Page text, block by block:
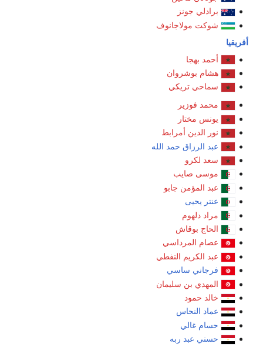
برادلي جونز
شوكت مولاجانوف
أحمد بهجا
هشام بوشروان
سماحي تريكي
محمد فوزير
يونس مختار
نور الدين أمرابط
عبد الرزاق حمد الله
سعد لكرو
موسى صايب
عبد المؤمن جابو
عنتر يحيى
مراد دلهوم
الحاج بوقاش
عصام المرداسي
عبد الكريم النفطي
فرجاني ساسي
المهدي بن سليمان
خالد حمود
عماد النحاس
حسام غالي
حسني عبد ربه